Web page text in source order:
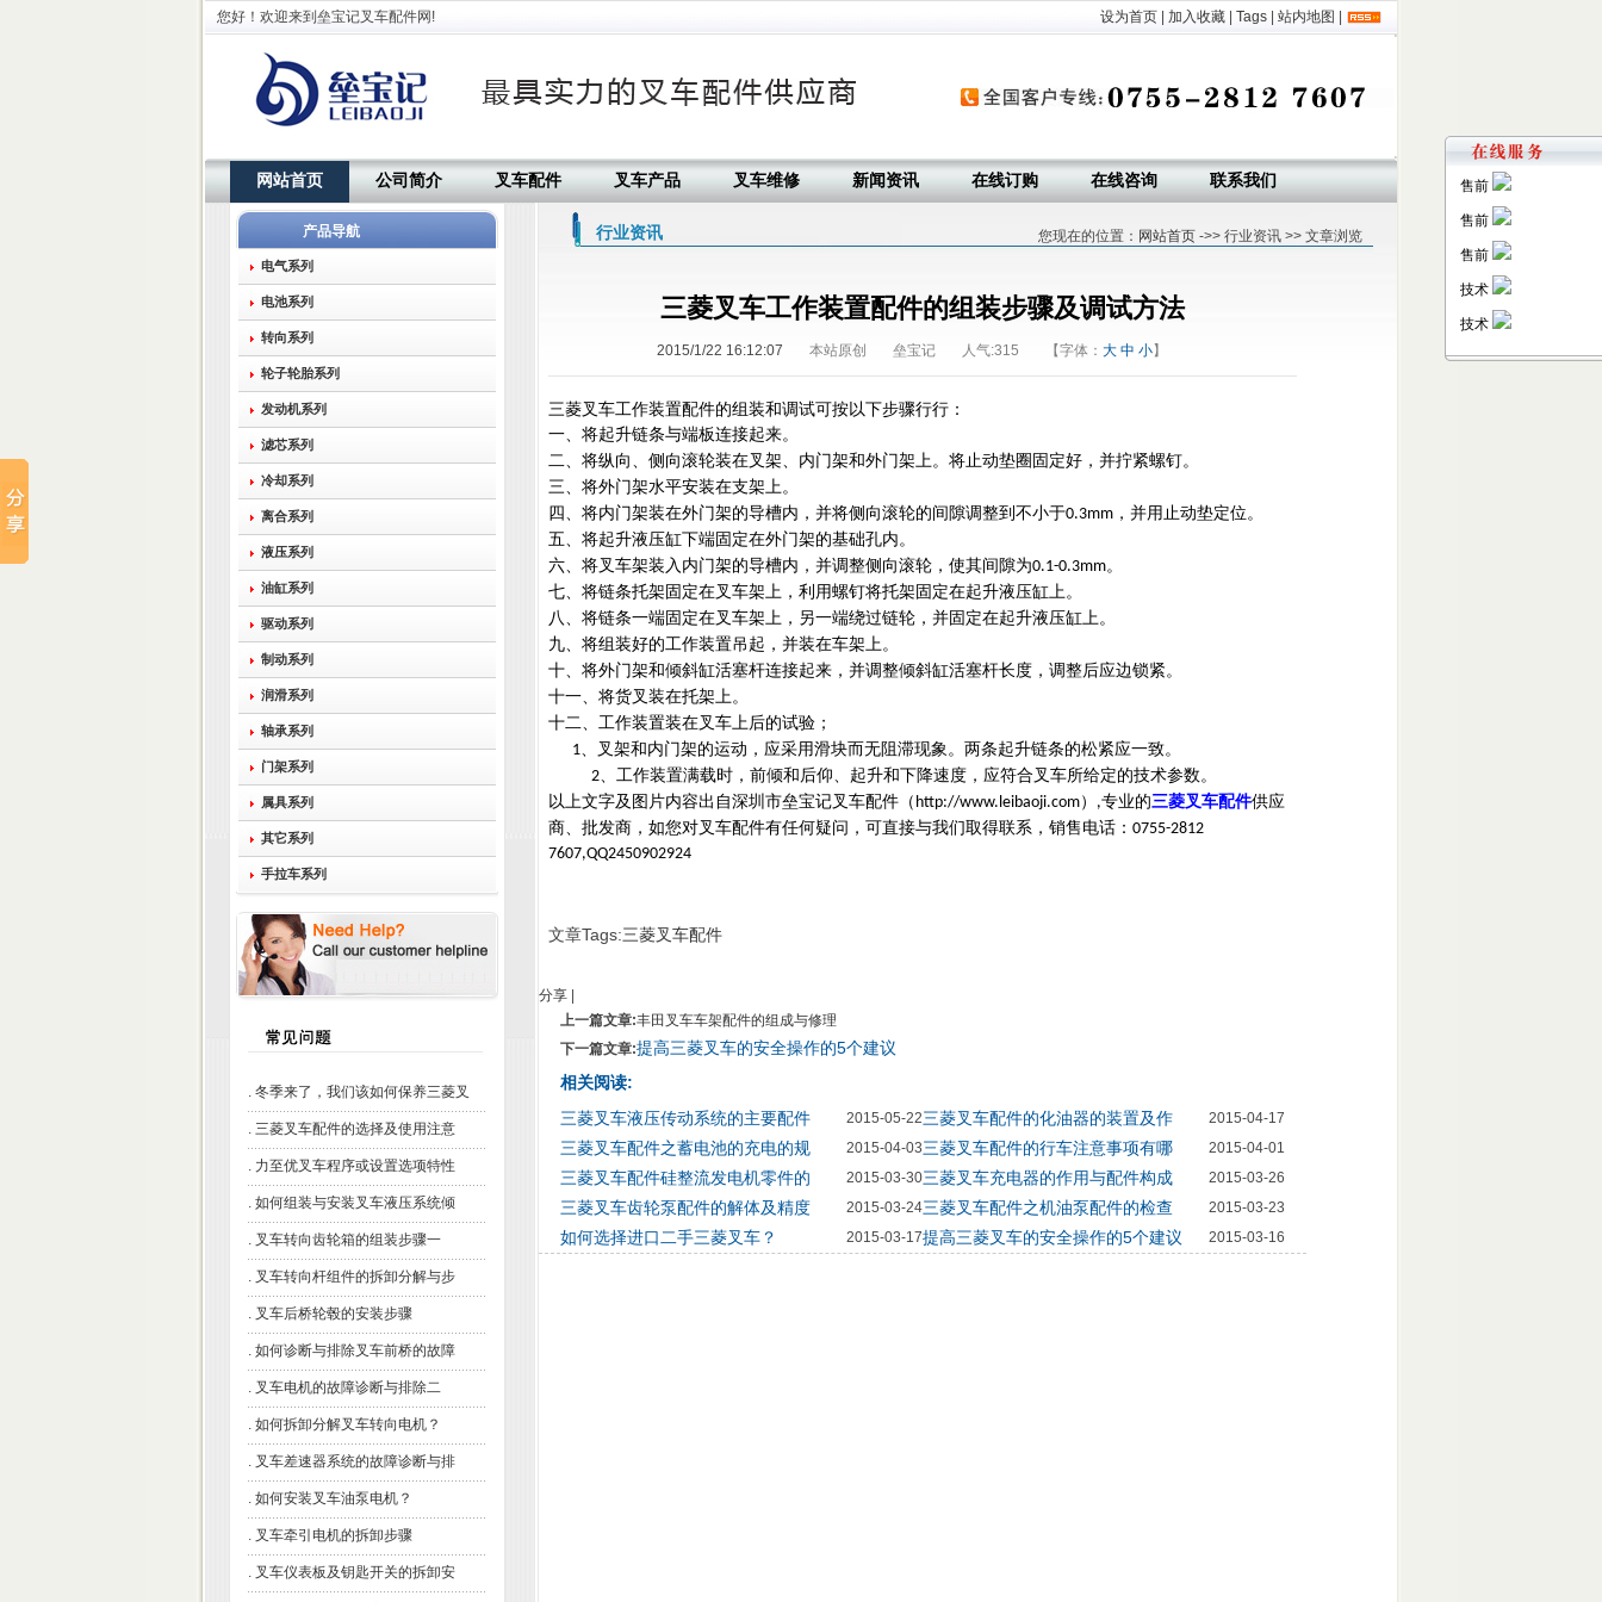
您好！欢迎来到垒宝记叉车配件网! 设为首页 加入收藏 Tags 站内地图
网站首页 公司简介 叉车配件 叉车产品 叉车维修 新闻资讯 在线订购 在线咨询 联系我们
产品导航
电气系列
电池系列
转向系列
轮子轮胎系列
发动机系列
滤芯系列
冷却系列
离合系列
液压系列
油缸系列
驱动系列
制动系列
润滑系列
轴承系列
门架系列
属具系列
其它系列
手拉车系列
. 冬季来了，我们该如何保养三菱叉
. 三菱叉车配件的选择及使用注意
. 力至优叉车程序或设置选项特性
. 如何组装与安装叉车液压系统倾
. 叉车转向齿轮箱的组装步骤一
. 叉车转向杆组件的拆卸分解与步
. 叉车后桥轮毂的安装步骤
. 如何诊断与排除叉车前桥的故障
. 叉车电机的故障诊断与排除二
. 如何拆卸分解叉车转向电机？
. 叉车差速器系统的故障诊断与排
. 如何安装叉车油泵电机？
. 叉车牵引电机的拆卸步骤
. 叉车仪表板及钥匙开关的拆卸安
行业资讯 您现在的位置： 网站首页 ->> 行业资讯 >> 文章浏览
三菱叉车工作装置配件的组装步骤及调试方法
2015/1/22 16:12:07 本站原创 垒宝记 人气:315 【字体： 大 中 小】
三菱叉车工作装置配件的组装和调试可按以下步骤行行：
一、 将起升链条与端板连接起来。
二、 将纵向、侧向滚轮装在叉架、内门架和外门架上。将止动垫圈固定好，并拧紧螺钉。
三、 将外门架水平安装在支架上。
四、 将内门架装在外门架的导槽内，并将侧向滚轮的间隙调整到不小于0.3mm ，并用止动垫定位。
五、 将起升液压缸下端固定在外门架的基础孔内。
六、 将叉车架装入内门架的导槽内，并调整侧向滚轮，使其间隙为0.1-0.3mm。
七、 将链条托架固定在叉车架上，利用螺钉将托架固定在起升液压缸上。
八、 将链条一端固定在叉车架上，另一端绕过链轮，并固定在起升液压缸上。
九、 将组装好的工作装置吊起，并装在车架上。
十、 将外门架和倾斜缸活塞杆连接起来，并调整倾斜缸活塞杆长度，调整后应边锁紧。
十一、 将货叉装在托架上。
十二、 工作装置装在叉车上后的试验；
1、叉架和内门架的运动，应采用滑块而无阻滞现象。两条起升链条的松紧应一致。
2、工作装置满载时，前倾和后仰、起升和下降速度，应符合叉车所给定的技术参数。
以上文字及图片内容出自深圳市垒宝记叉车配件（ http://www.leibaoji.com） ,专业的三菱叉车配件供应
商、批发商，如您对叉车配件有任何疑问，可直接与我们取得联系，销售电话： 0755-2812
7607,QQ2450902924
文章Tags:三菱叉车配件
分享
上一篇文章:丰田叉车车架配件的组成与修理
下一篇文章:提高三菱叉车的安全操作的5个建议
相关阅读:
三菱叉车液压传动系统的主要配件
2015-05-22三菱叉车配件的化油器的装置及作 2015-04-17
三菱叉车配件之蓄电池的充电的规 2015-04-03三菱叉车配件的行车注意事项有哪 2015-04-01
三菱叉车配件硅整流发电机零件的 2015-03-30三菱叉车充电器的作用与配件构成 2015-03-26
三菱叉车齿轮泵配件的解体及精度 2015-03-24三菱叉车配件之机油泵配件的检查 2015-03-23
如何选择进口二手三菱叉车？ 2015-03-17提高三菱叉车的安全操作的5个建议 2015-03-16
售前
售前
售前
技术
技术